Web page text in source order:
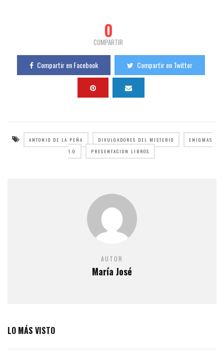
0
COMPARTIR
Compartir en Facebook Compartir en Twitter
ANTONIO DE LA PEÑA DIVULGADORES DEL MISTERIO
ENIGMAS
1.0
PRESENTACION LIBROS
AUTOR
María José
LO MÁS VISTO